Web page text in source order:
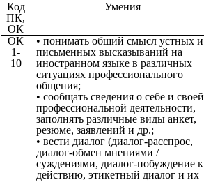
Код
ПК,
ОК
Умения
ОК
1-
10
• понимать общий смысл устных и
письменных высказываний на
иностранном языке в различных
ситуациях профессионального
общения;
• сообщать сведения о себе и своей
профессиональной деятельности,
заполнять различные виды анкет,
резюме, заявлений и др.;
• вести диалог (диалог-расспрос,
диалог-обмен мнениями /
суждениями, диалог-побуждение к
действию, этикетный диалог и их